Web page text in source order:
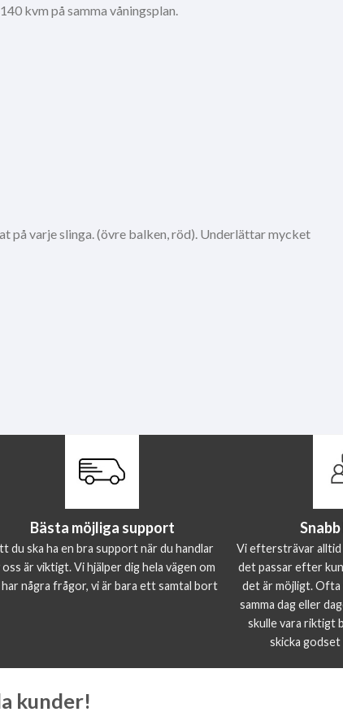
kvm på samma våningsplan.
på varje slinga. (övre balken, röd). Underlättar mycket
Bästa möjliga support
du ska ha en bra support när du handlar
oss är viktigt. Vi hjälper dig hela vägen om
har några frågor, vi är bara ett samtal bort
Vi eftersträvar
det passar efter
det är möjligt. Ofta
samma dag eller
skulle vara riktigt
skicka godset
kunder!